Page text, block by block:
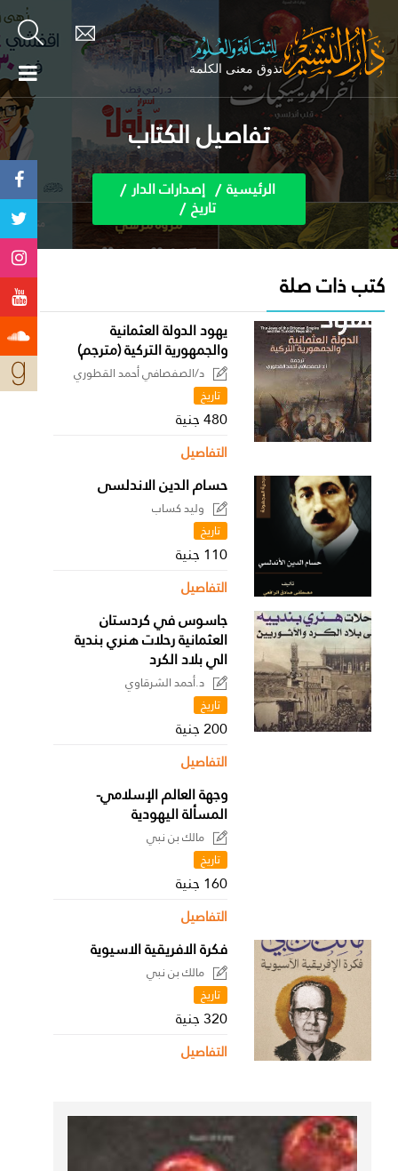
تفاصيل الكتاب
الرئيسية إصدارات الدار
تاريخ
كتب ذات صلة
يهود الدولة العثمانية
والجمهورية التركية (مترجم)
د/الصفصافي أحمد القطوري
تاريخ
480 جنية
التفاصيل
حسام الدين الاندلسى
وليد كساب
تاريخ
110 جنية
التفاصيل
جاسوس في كردستان
العثمانية رحلات هنري بندية
الي بلاد الكرد
د.أحمد الشرقاوي
تاريخ
200 جنية
التفاصيل
وجهة العالم الإسلامي-
المسألة اليهودية
مالك بن نبي
تاريخ
160 جنية
التفاصيل
فكرة الافريقية الاسيوية
مالك بن نبي
تاريخ
320 جنية
التفاصيل